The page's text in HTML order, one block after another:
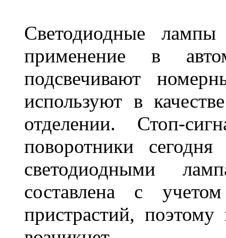
Светодиодные
применение в
подсвечивают
используют в
отделении. Стоп-
поворотники
светодиодными
составлена с
пристрастий,